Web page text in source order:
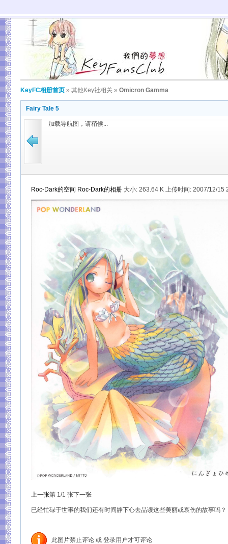
KeyFC相册首页 » 其他Key社相关 » Omicron Gamma
Fairy Tale 5
加载导航图，请稍候...
Roc-Dark的空间 Roc-Dark的相册 大小: 263.64 K 上传时间: 2007/12/15
上一张第 1/1 张下一张
已经忙碌于世事的我们还有时间静下心去品读这些美丽或哀伤的故事吗
此图片禁止评论 或 登录用户才可评论